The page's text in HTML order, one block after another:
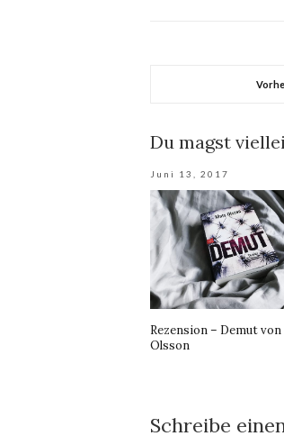
Du magst
Juni 13, 2017
Rezension – Demut
Olsson
Schreibe